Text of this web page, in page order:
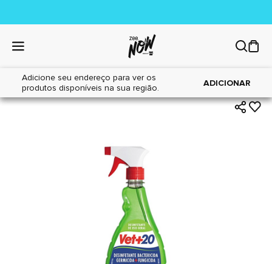
Adicione seu endereço para ver os
produtos disponíveis na sua região.
ADICIONAR
Home|Cães|Higiene